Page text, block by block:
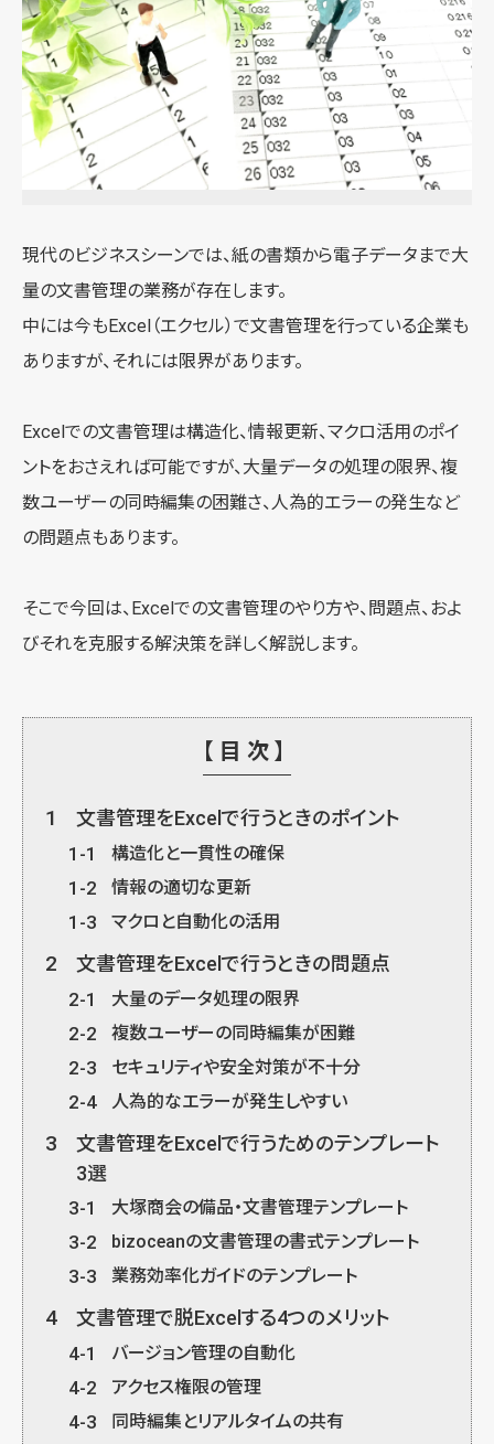
現代のビジネスシーンでは、紙の書類から電子データまで大
量の文書管理の業務が存在します。
中には今もExcel（エクセル）で文書管理を行っている企業も
ありますが、それには限界があります。
Excelでの文書管理は構造化、情報更新、マクロ活用のポイ
ントをおさえれば可能ですが、大量データの処理の限界、複
数ユーザーの同時編集の困難さ、人為的エラーの発生など
の問題点もあります。
そこで今回は、Excelでの文書管理のやり方や、問題点、およ
びそれを克服する解決策を詳しく解説します。
【目次】
1 文書管理をExcelで行うときのポイント
1-1 構造化と一貫性の確保
1-2 情報の適切な更新
1-3 マクロと自動化の活用
2 文書管理をExcelで行うときの問題点
2-1 大量のデータ処理の限界
2-2 複数ユーザーの同時編集が困難
2-3 セキュリティや安全対策が不十分
2-4 人為的なエラーが発生しやすい
3
文書管理をExcelで行うためのテンプレート
3選
3-1 大塚商会の備品・文書管理テンプレート
3-2 bizoceanの文書管理の書式テンプレート
3-3 業務効率化ガイドのテンプレート
4 文書管理で脱Excelする4つのメリット
4-1 バージョン管理の自動化
4-2 アクセス権限の管理
4-3 同時編集とリアルタイムの共有